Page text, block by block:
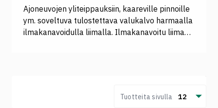
Ajoneuvojen yliteippauksiin, kaareville pinnoille
ym. soveltuva tulostettava valukalvo harmaalla
ilmakanavoidulla liimalla. Ilmakanavoitu liima
style="width: 50%;"> <strong>Tekniset tiedot
Tuotteita sivulla 12